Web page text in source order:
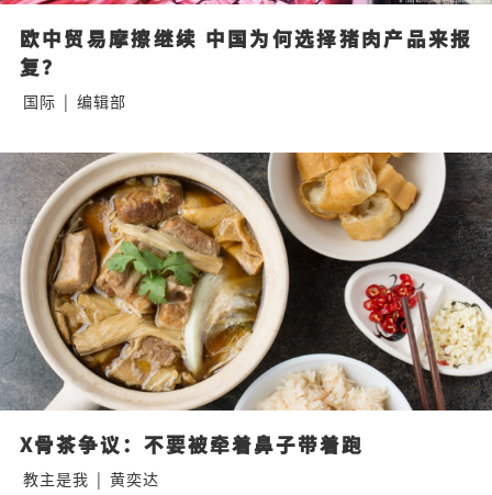
欧中贸易摩擦继续 中国为何选择猪肉产品来报
复？
国际 | 编辑部
X骨茶争议：不要被牵着鼻子带着跑
教主是我 | 黄奕达